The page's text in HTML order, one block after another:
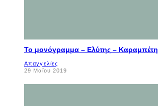
Το μονόγραμμα – Ελύτης – Καραμπέτη
Απαγγελίες
29 Μαΐου 2019